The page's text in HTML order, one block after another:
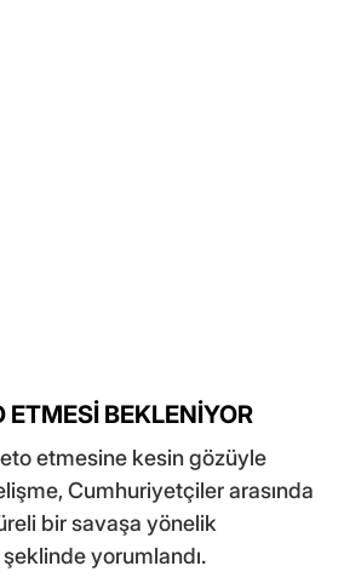
ETMESİ BEKLENİYOR
etmesine kesin gözüyle
Cumhuriyetçiler arasında
bir savaşa yönelik
şeklinde yorumlandı.